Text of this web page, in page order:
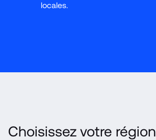
locales.
Choisissez votre région